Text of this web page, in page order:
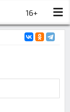
16+